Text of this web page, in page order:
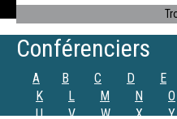
Conférenciers
A B C D E
K
L M N O
U
V W X Y